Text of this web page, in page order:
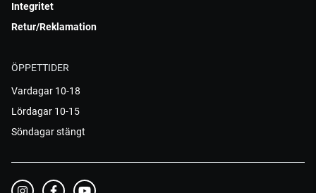
Integritet
Retur/Reklamation
ÖPPETTIDER
Vardagar 10-18
Lördagar 10-15
Söndagar stängt